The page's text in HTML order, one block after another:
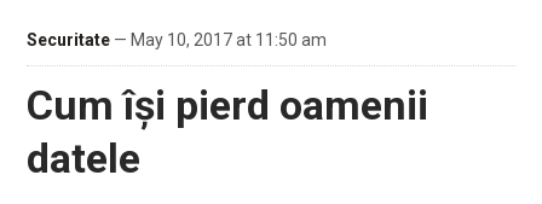
Securitate— May 10, 2017 at 11:50 am
Cum își pierd oamenii
datele